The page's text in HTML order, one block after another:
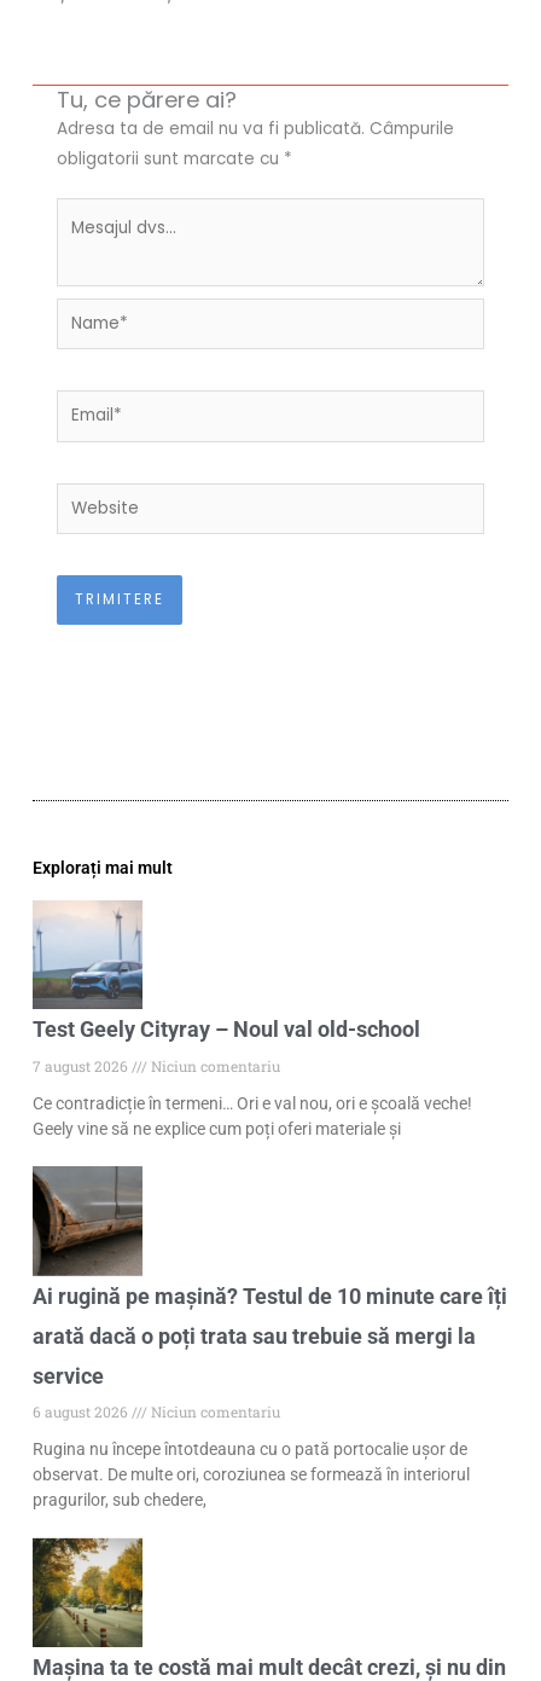
Tu, ce părere ai?
Adresa ta de email nu va fi publicată. Câmpurile
obligatorii sunt marcate cu *
Name*
Email*
Website
Explorați mai mult
Test Geely Cityray – Noul val old-school
7 august 2026
Niciun comentariu
Ce contradicție în termeni… Ori e val nou, ori e școală veche!
Geely vine să ne explice cum poți oferi materiale și
Ai rugină pe mașină? Testul de 10 minute care îți
arată dacă o poți trata sau trebuie să mergi la
service
6 august 2026
Niciun comentariu
Rugina nu începe întotdeauna cu o pată portocalie ușor de
observat. De multe ori, coroziunea se formează în interiorul
pragurilor, sub chedere,
Mașina ta te costă mai mult decât crezi, și nu din